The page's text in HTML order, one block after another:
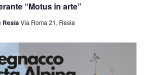
“Motus in arte”
ResiaVia Roma 21, Resia